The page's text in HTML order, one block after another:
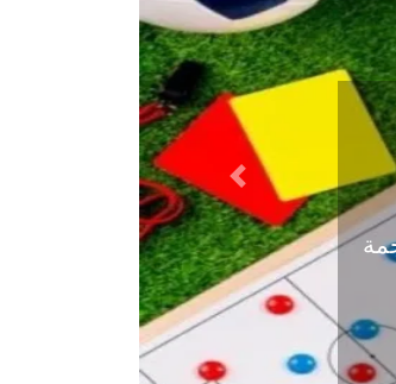
Next